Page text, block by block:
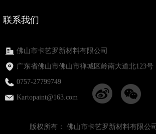
版权所有： 佛山市卡艺罗新材料有限公司
联系我们
佛山市卡艺罗新材料有限公司
广东省佛山市佛山市禅城区岭南大道北123号
0757-27799749
Kartopaint@163.com